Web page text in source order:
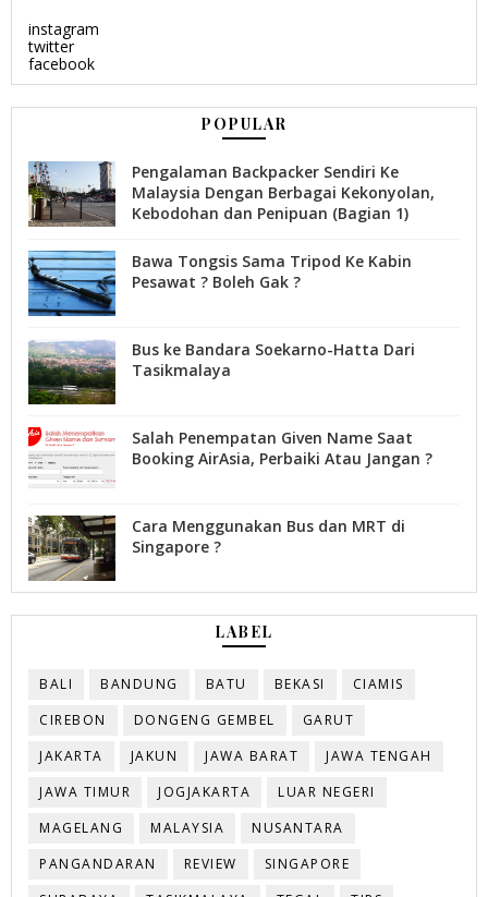
instagram
twitter
facebook
POPULAR
Pengalaman Backpacker Sendiri Ke
Malaysia Dengan Berbagai Kekonyolan,
Kebodohan dan Penipuan (Bagian 1)
Bawa Tongsis Sama Tripod Ke Kabin
Pesawat ? Boleh Gak ?
Bus ke Bandara Soekarno-Hatta Dari
Tasikmalaya
Salah Penempatan Given Name Saat
Booking AirAsia, Perbaiki Atau Jangan ?
Cara Menggunakan Bus dan MRT di
Singapore ?
LABEL
BALI BANDUNG BATU BEKASI
CIAMIS
CIREBON
DONGENG GEMBEL
GARUT
JAKARTA
JAKUN JAWA BARAT
JAWA TENGAH
JAWA TIMUR
JOGJAKARTA
LUAR NEGERI
MAGELANG
MALAYSIA
NUSANTARA
PANGANDARAN
REVIEW
SINGAPORE